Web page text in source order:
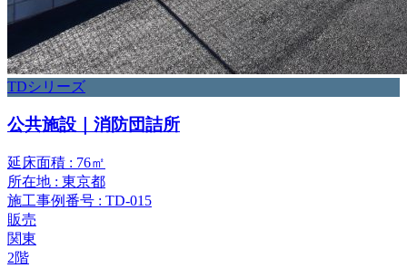
TDシリーズ
公共施設｜消防団詰所
延床面積 : 76㎡
所在地 : 東京都
施工事例番号 : TD-015
販売
関東
2階